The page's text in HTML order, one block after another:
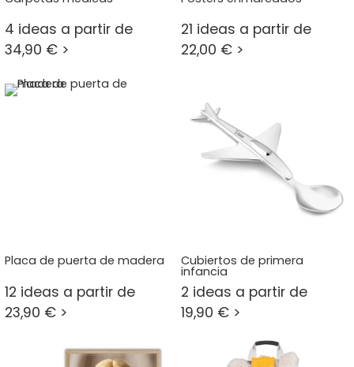
4 ideas a partir de
34,90 € >
21 ideas a partir de
22,00 € >
Placa de puerta de madera
12 ideas a partir de
23,90 € >
Cubiertos de primera
infancia
2 ideas a partir de
19,90 € >